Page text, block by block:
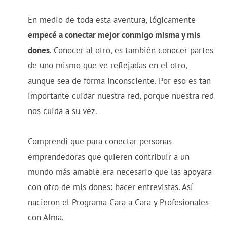
En medio de toda esta aventura, lógicamente
empecé a conectar mejor conmigo misma y mis
dones. Conocer al otro, es también conocer partes
de uno mismo que ve reflejadas en el otro,
aunque sea de forma inconsciente. Por eso es tan
importante cuidar nuestra red, porque nuestra red
nos cuida a su vez.
Comprendí que para conectar personas
emprendedoras que quieren contribuir a un
mundo más amable era necesario que las apoyara
con otro de mis dones: hacer entrevistas. Así
nacieron el Programa Cara a Cara y Profesionales
con Alma.